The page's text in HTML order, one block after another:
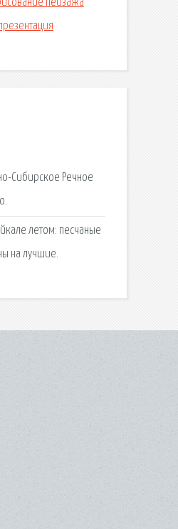
пейзажа
Сибирское Речное
летом: песчаные
на лучшие.